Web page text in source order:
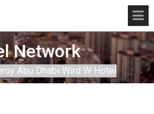
Network
Abu Dhabi Wird W Hotel